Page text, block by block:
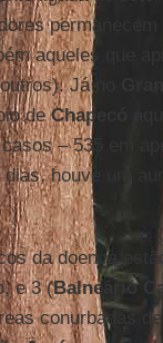
aqueles que
outros). Já no
deChapecó
– 535 em
dias, houve um
da doença
e 3 (Balneário
conurbadas de: